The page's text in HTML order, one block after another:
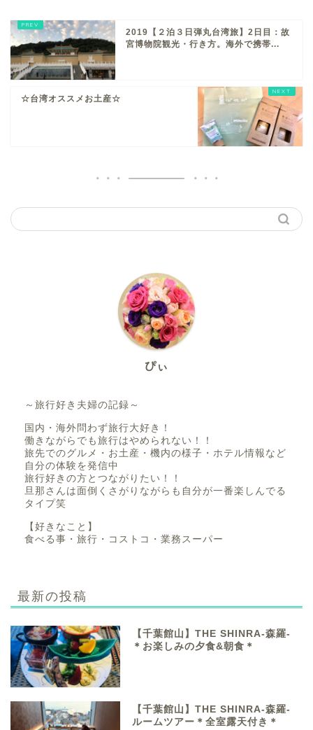
2019【２泊３日弾丸台湾旅】2日目：故
宮博物院観光・行き方。海外で携帯...
☆台湾オススメお土産☆
ぴぃ
～旅行好き夫婦の記録～
国内・海外問わず旅行大好き！
働きながらでも旅行はやめられない！！
旅先でのグルメ・お土産・機内の様子・ホテル情報など
自分の体験を発信中
旅行好きの方とつながりたい！！
旦那さんは面倒くさがりながらも自分が一番楽しんでる
タイプ笑
【好きなこと】
食べる事・旅行・コストコ・業務スーパー
最新の投稿
【千葉館山】THE SHINRA-森羅-
＊お楽しみの夕食&朝食＊
【千葉館山】THE SHINRA-森羅-
ルームツアー＊全室露天付き＊